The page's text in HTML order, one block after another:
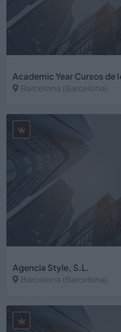
Barcelona (Barcelona)
Agencia Style, S.L.
Barcelona (Barcelona)